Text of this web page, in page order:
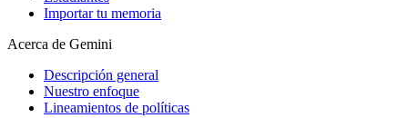
Importar tu memoria
Acerca de Gemini
Descripción general
Nuestro enfoque
Lineamientos de políticas